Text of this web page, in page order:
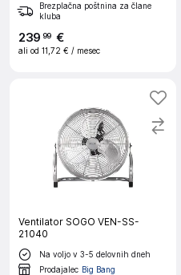
Brezplačna poštnina za člane
kluba
239 99 €
ali od 11,72 € / mesec
Ventilator SOGO VEN-SS-
21040
Na voljo v 3-5 delovnih dneh
Prodajalec Big Bang